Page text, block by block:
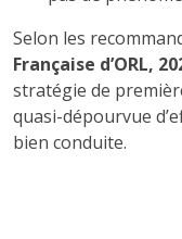
Selon les
Française d’ORL,
stratégie de
quasi-dépourvue
bien conduite.